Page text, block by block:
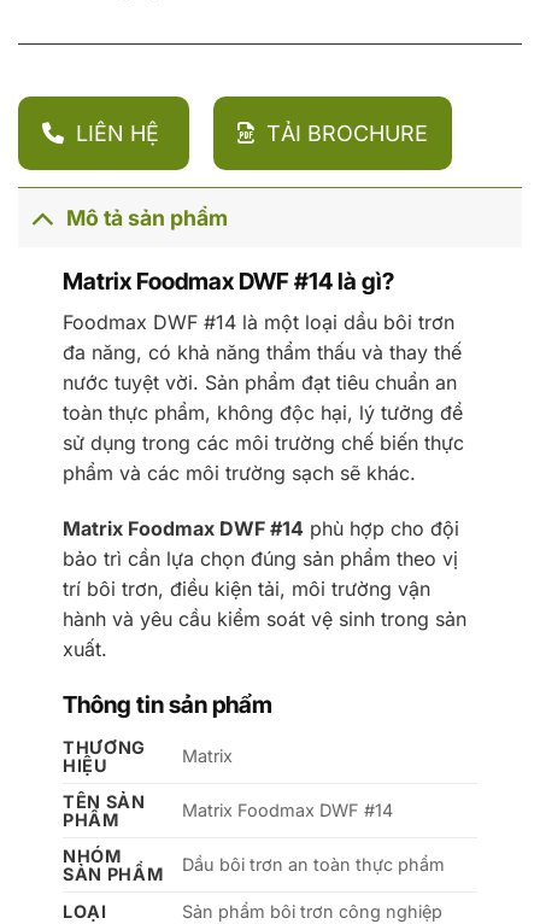
LIÊN HỆ TẢI BROCHURE
Mô tả sản phẩm
Matrix Foodmax DWF #14 là gì?
Foodmax DWF #14 là một loại dầu bôi trơn
đa năng, có khả năng thẩm thấu và thay thế
nước tuyệt vời. Sản phẩm đạt tiêu chuẩn an
toàn thực phẩm, không độc hại, lý tưởng để
sử dụng trong các môi trường chế biến thực
phẩm và các môi trường sạch sẽ khác.
Matrix Foodmax DWF #14 phù hợp cho đội
bảo trì cần lựa chọn đúng sản phẩm theo vị
trí bôi trơn, điều kiện tải, môi trường vận
hành và yêu cầu kiểm soát vệ sinh trong sản
xuất.
Thông tin sản phẩm
THƯƠNG
HIỆU
Matrix
TÊN SẢN
PHẨM
Matrix Foodmax DWF #14
NHÓM
SẢN PHẨM
Dầu bôi trơn an toàn thực phẩm
LOẠI
Sản phẩm bôi trơn công nghiệp